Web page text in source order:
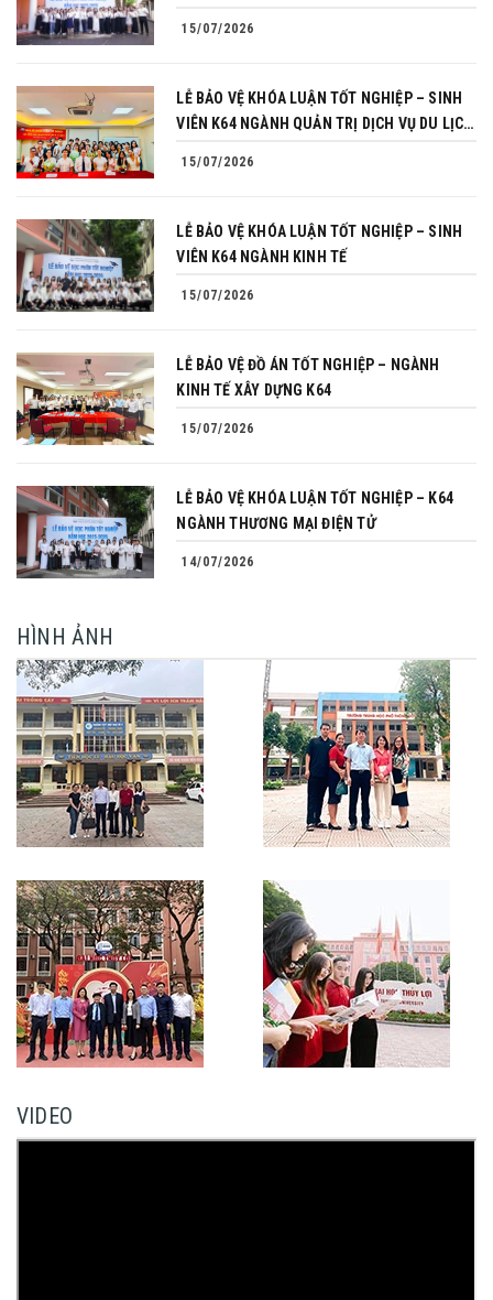
15/07/2026
LỄ BẢO VỆ KHÓA LUẬN TỐT NGHIỆP – SINH
VIÊN K64 NGÀNH QUẢN TRỊ DỊCH VỤ DU LỊCH
15/07/2026
LỄ BẢO VỆ KHÓA LUẬN TỐT NGHIỆP – SINH
VIÊN K64 NGÀNH KINH TẾ
15/07/2026
LỄ BẢO VỆ ĐỒ ÁN TỐT NGHIỆP – NGÀNH
KINH TẾ XÂY DỰNG K64
15/07/2026
LỄ BẢO VỆ KHÓA LUẬN TỐT NGHIỆP – K64
NGÀNH THƯƠNG MẠI ĐIỆN TỬ
14/07/2026
HÌNH ẢNH
VIDEO